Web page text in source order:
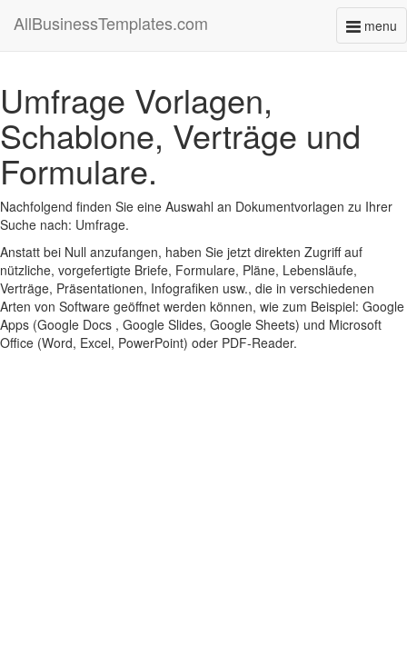
menu
AllBusinessTemplates.com
Umfrage Vorlagen,
Schablone, Verträge und
Formulare.
Nachfolgend finden Sie eine Auswahl an Dokumentvorlagen zu Ihrer
Suche nach: Umfrage.
Anstatt bei Null anzufangen, haben Sie jetzt direkten Zugriff auf
nützliche, vorgefertigte Briefe, Formulare, Pläne, Lebensläufe,
Verträge, Präsentationen, Infografiken usw., die in verschiedenen
Arten von Software geöffnet werden können, wie zum Beispiel: Google
Apps (Google Docs , Google Slides, Google Sheets) und Microsoft
Office (Word, Excel, PowerPoint) oder PDF-Reader.